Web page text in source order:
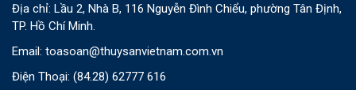
Địa chỉ: Lầu 2, Nhà B, 116 Nguyễn Đình Chiểu, phường Tân Định,
TP. Hồ Chí Minh.
Email: toasoan@thuysanvietnam.com.vn
Điện Thoại: (84.28) 62777 616